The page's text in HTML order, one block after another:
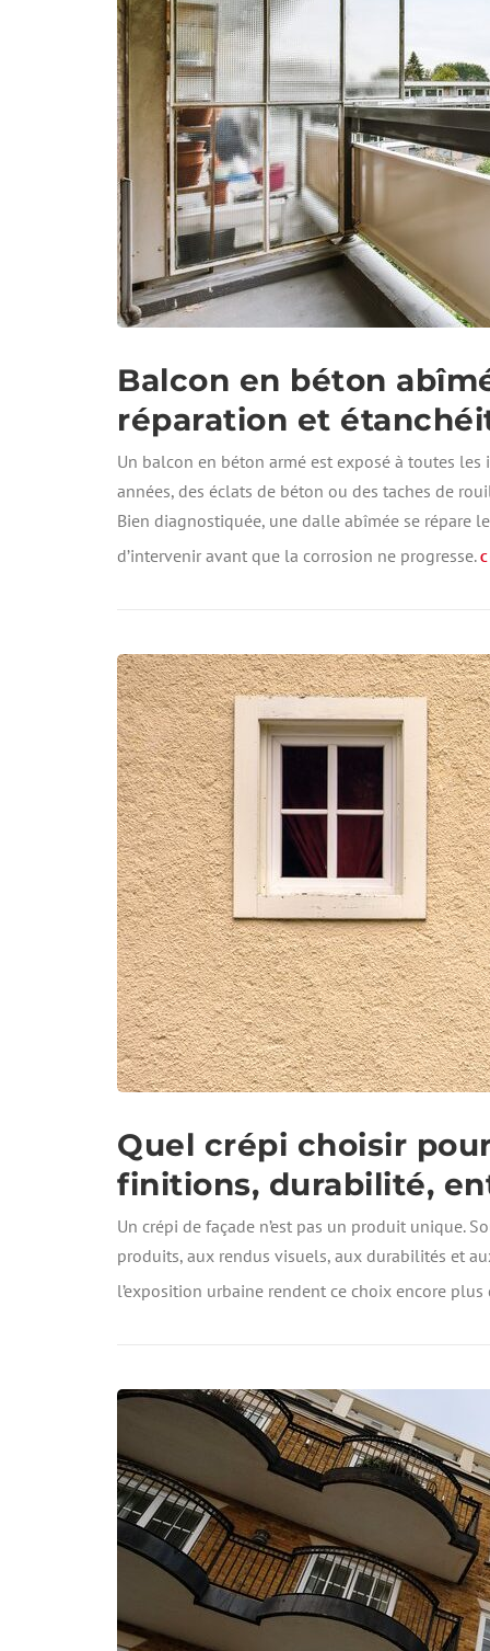
Balcon en béton
réparation et
Un balcon en béton armé est exposé à toutes
années, des éclats de béton ou des taches de
Bien diagnostiquée, une dalle abîmée se répare
d’intervenir avant que la corrosion ne progresse.
Quel crépi choisir
finitions, durabilité,
Un crépi de façade n’est pas un produit unique.
produits, aux rendus visuels, aux durabilités et
l’exposition urbaine rendent ce choix encore